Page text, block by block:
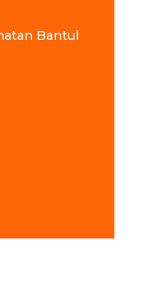
Bantul